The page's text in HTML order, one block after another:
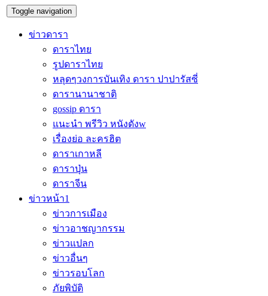
Toggle navigation
ข่าวดารา
ดาราไทย
รูปดาราไทย
หลุดๆวงการบันเทิง ดารา ปาปารัสซี่
ดารานานาชาติ
gossip ดารา
แนะนำ พรีวิว หนังดังw
เรื่องย่อ ละครฮิต
ดาราเกาหลี
ดาราปุ่น
ดาราจีน
ข่าวหน้า1
ข่าวการเมือง
ข่าวอาชญากรรม
ข่าวแปลก
ข่าวอื่นๆ
ข่าวรอบโลก
ภัยพิบัติ